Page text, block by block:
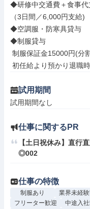
◆研修中交通費＋食事代
（3日間／6,000円支給)
◆空調服・防寒具貸与
◆制服貸与
初任給より預かり退職
試用期間
試用期間なし
仕事に関するPR
【土日祝休み】直行
◎002
仕事の特徴
制服あり 業界未経
フリーター歓迎
中途入